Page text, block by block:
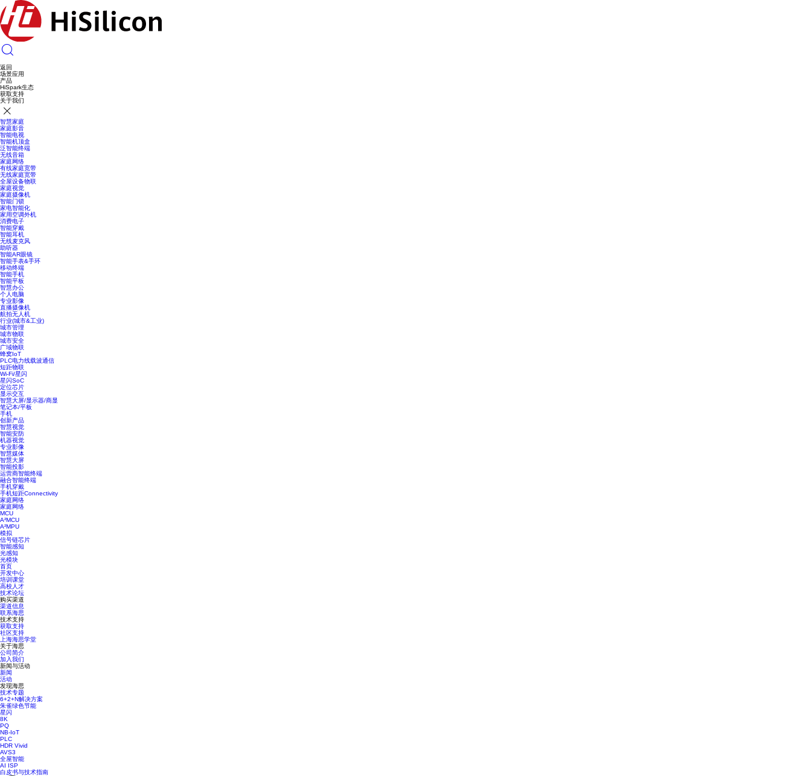
返回
场景应用
产品
HiSpark生态
获取支持
关于我们
智慧家庭
家庭影音
智能电视
智能机顶盒
泛智能终端
无线音箱
家庭网络
有线家庭宽带
无线家庭宽带
全屋设备物联
家庭视觉
家庭摄像机
智能门锁
家电智能化
家用空调外机
消费电子
智能穿戴
智能耳机
无线麦克风
助听器
智能AR眼镜
智能手表&手环
移动终端
智能手机
智能平板
智慧办公
个人电脑
专业影像
直播摄像机
航拍无人机
行业(城市&工业)
城市管理
城市物联
城市安全
广域物联
蜂窝IoT
PLC电力线载波通信
短距物联
Wi-Fi/星闪
星闪SoC
定位芯片
显示交互
智慧大屏/显示器/商显
笔记本/平板
手机
创新产品
智慧视觉
智能安防
机器视觉
专业影像
智慧媒体
智慧大屏
智能投影
运营商智能终端
融合智能终端
手机穿戴
手机短距Connectivity
家庭网络
家庭网络
MCU
A²MCU
A²MPU
模拟
信号链芯片
智能感知
光感知
光模块
首页
开发中心
培训课堂
高校人才
技术论坛
购买渠道
渠道信息
联系海思
技术支持
获取支持
社区支持
上海海思学堂
关于海思
公司简介
加入我们
新闻与活动
新闻
活动
发现海思
技术专题
6+2+N解决方案
朱雀绿色节能
星闪
8K
PQ
NB-IoT
PLC
HDR Vivid
AVS3
全屋智能
AI ISP
白皮书与技术指南